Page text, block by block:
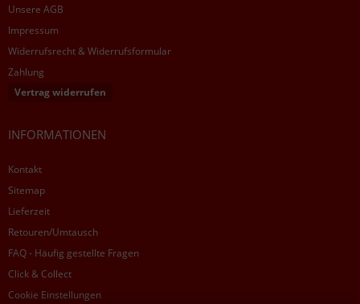
Unsere AGB
Impressum
Widerrufsrecht & Widerrufsformular
Zahlung
Vertrag widerrufen
INFORMATIONEN
Kontakt
Sitemap
Lieferzeit
Retouren/Umtausch
FAQ - Häufig gestellte Fragen
Click & Collect
Cookie Einstellungen